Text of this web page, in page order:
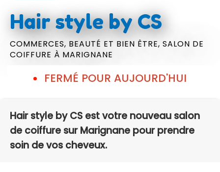
Hair style by CS
COMMERCES, BEAUTÉ ET BIEN ÊTRE, SALON DE
COIFFURE À MARIGNANE
FERMÉ POUR AUJOURD'HUI
Hair style by CS est votre nouveau salon
de coiffure sur Marignane pour prendre
soin de vos cheveux.